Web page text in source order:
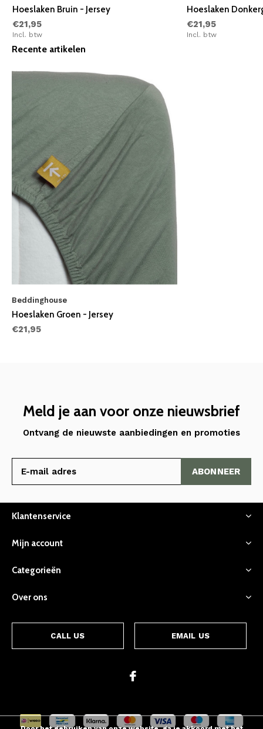
Hoeslaken Bruin - Jersey
€21,95
Incl. btw
Hoeslaken
€21,95
Incl. btw
Recente artikelen
Beddinghouse
Hoeslaken Groen - Jersey
€21,95
Meld je aan voor onze nieuwsbrief
Ontvang de nieuwste aanbiedingen en promoties
ABONNEER
Klantenservice
Mijn account
Categorieën
Over ons
CALL US EMAIL US